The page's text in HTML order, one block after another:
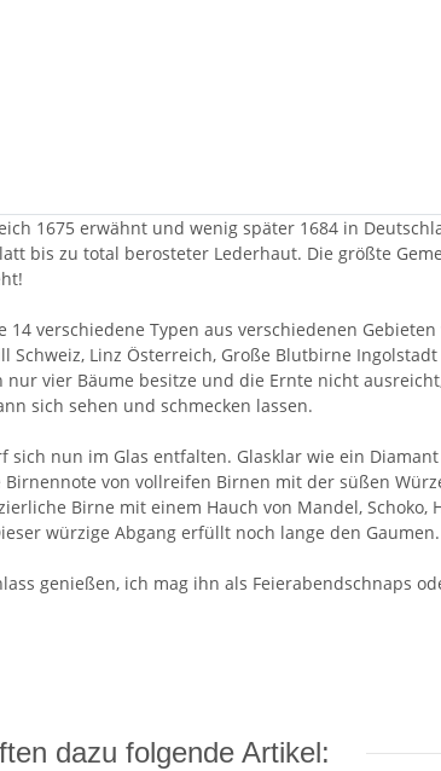
1675 erwähnt und wenig später 1684 in
bis zu total berosteter Lederhaut. Die größte
verschiedene Typen aus verschiedenen
Linz Österreich, Große Blutbirne
vier Bäume besitze und die Ernte nicht
sich sehen und schmecken lassen.
nun im Glas entfalten. Glasklar wie ein
von vollreifen Birnen mit der süßen
Birne mit einem Hauch von Mandel, Schoko,
würzige Abgang erfüllt noch lange den Gaumen.
genießen, ich mag ihn als Feierabendschnaps
dazu folgende Artikel: